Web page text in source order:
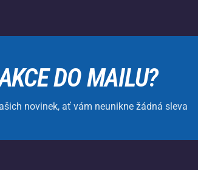
DO MAILU?
novinek, ať vám neunikne žádná sleva